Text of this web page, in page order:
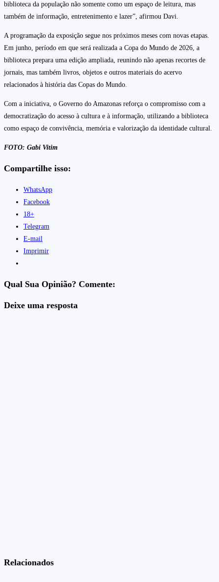
biblioteca da população não somente como um espaço de leitura, mas
também de informação, entretenimento e lazer”, afirmou Davi.
A programação da exposição segue nos próximos meses com novas etapas.
Em junho, período em que será realizada a Copa do Mundo de 2026, a
biblioteca prepara uma edição ampliada, reunindo não apenas recortes de
jornais, mas também livros, objetos e outros materiais do acervo
relacionados à história das Copas do Mundo.
Com a iniciativa, o Governo do Amazonas reforça o compromisso com a
democratização do acesso à cultura e à informação, utilizando a biblioteca
como espaço de convivência, memória e valorização da identidade cultural.
FOTO: Gabi Vitim
Compartilhe isso:
WhatsApp
Facebook
18+
Telegram
E-mail
Imprimir
Qual Sua Opinião? Comente:
Deixe uma resposta
Relacionados